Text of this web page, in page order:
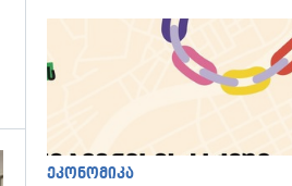
გადახედვა
ეკონომიკა